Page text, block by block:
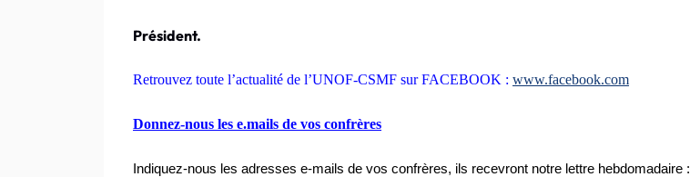
Président.
Retrouvez toute l’actualité de l’UNOF-CSMF sur FACEBOOK : www.facebook.com
Donnez-nous les e.mails de vos confrères
Indiquez-nous les adresses e-mails de vos confrères, ils recevront notre lettre hebdomadaire :